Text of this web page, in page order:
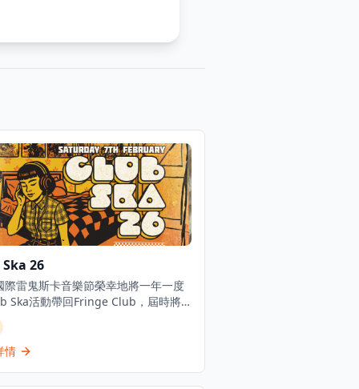
26
際雷鬼斯卡音樂節榮幸地將一年一度
Ska活動帶回Fringe Club，屆時將
辣的斯卡、動感的雷鬼和搖擺的搖滾
音樂愛好者帶來難忘的音樂體驗。來
的Skaraoke樂團將再次登台，亞洲最
情